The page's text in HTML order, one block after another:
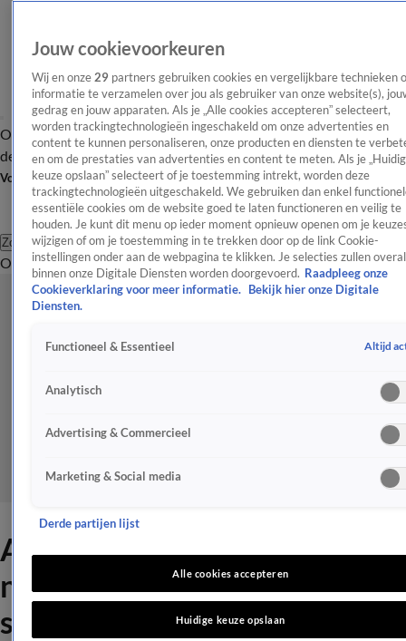
OverzichtAfleveringen Entertainment TV Algemeen
Tip
de redactieNieuwsbrief
Volg Shownieuws
Zoeken
OverzichtEntertainmentSpraakmakendRealityCrimeVideo's
André Hazes kondigt groot
nieuws aan én zit vast in
sneeuwstorm met Noa
Jouw cookievoorkeuren
Wij en onze 29 partners gebruiken cookies en vergelijkbare technieken
informatie te verzamelen over jou als gebruiker van onze website(s),
gedrag en jouw apparaten. Als je „Alle cookies accepteren” selecteert,
worden trackingtechnologieën ingeschakeld om onze advertenties en
content te kunnen personaliseren, onze producten en diensten te
en om de prestaties van advertenties en content te meten. Als je
keuze opslaan” selecteert of je toestemming intrekt, worden deze
trackingtechnologieën uitgeschakeld. We gebruiken dan enkel
essentiële cookies om de website goed te laten functioneren en veilig te
houden. Je kunt dit menu op ieder moment opnieuw openen om je
wijzigen of om je toestemming in te trekken door op de link Cookie-
instellingen onder aan de webpagina te klikken. Je selecties zullen overal
binnen onze Digitale Diensten worden doorgevoerd. Raadpleeg onze
Cookieverklaring voor meer informatie.
Bekijk hier onze Digitale
Diensten.
Functioneel & Essentieel Altijd
Analytisch
Advertising & Commercieel
Marketing & Social media
Derde partijen lijst
Alle cookies accepteren
Huidige keuze opslaan